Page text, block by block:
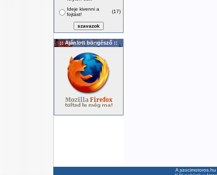
Ideje kivenni a
fojtást!
(17)
:: Ajánlott böngésző ::
A